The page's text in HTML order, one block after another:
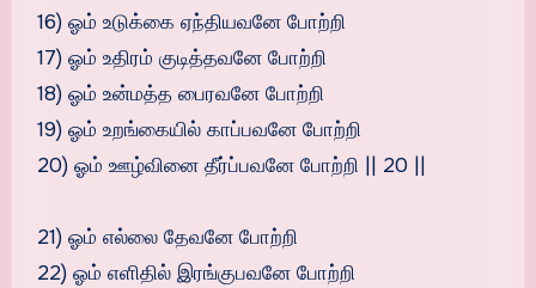
16) ஓம் உடுக்கை ஏந்தியவனே போற்றி
17) ஓம் உதிரம் குடித்தவனே போற்றி
18) ஓம் உன்மத்த பைரவனே போற்றி
19) ஓம் உறங்கையில் காப்பவனே போற்றி
20) ஓம் ஊழ்வினை தீர்ப்பவனே போற்றி || 20 ||
21) ஓம் எல்லை தேவனே போற்றி
22) ஓம் எளிதில் இரங்குபவனே போற்றி